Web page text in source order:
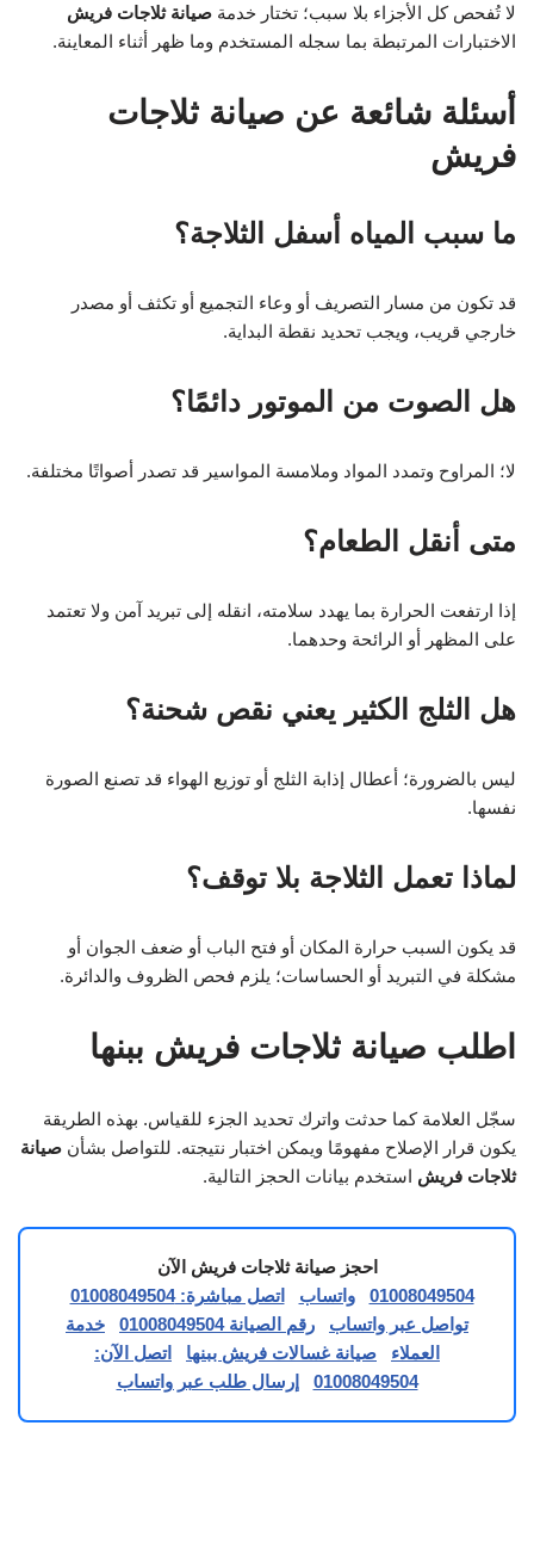
لا تُفحص كل الأجزاء بلا سبب؛ تختار خدمة صيانة ثلاجات فريش
الاختبارات المرتبطة بما سجله المستخدم وما ظهر أثناء المعاينة.
أسئلة شائعة عن صيانة ثلاجات
فريش
ما سبب المياه أسفل الثلاجة؟
قد تكون من مسار التصريف أو وعاء التجميع أو تكثف أو مصدر
خارجي قريب، ويجب تحديد نقطة البداية.
هل الصوت من الموتور دائمًا؟
لا؛ المراوح وتمدد المواد وملامسة المواسير قد تصدر أصواتًا مختلفة.
متى أنقل الطعام؟
إذا ارتفعت الحرارة بما يهدد سلامته، انقله إلى تبريد آمن ولا تعتمد
على المظهر أو الرائحة وحدهما.
هل الثلج الكثير يعني نقص شحنة؟
ليس بالضرورة؛ أعطال إذابة الثلج أو توزيع الهواء قد تصنع الصورة
نفسها.
لماذا تعمل الثلاجة بلا توقف؟
قد يكون السبب حرارة المكان أو فتح الباب أو ضعف الجوان أو
مشكلة في التبريد أو الحساسات؛ يلزم فحص الظروف والدائرة.
اطلب صيانة ثلاجات فريش ببنها
سجّل العلامة كما حدثت واترك تحديد الجزء للقياس. بهذه الطريقة
يكون قرار الإصلاح مفهومًا ويمكن اختبار نتيجته. للتواصل بشأن صيانة
ثلاجات فريش استخدم بيانات الحجز التالية.
احجز صيانة ثلاجات فريش الآن
01008049504
واتساب
اتصل مباشرة: 01008049504
تواصل عبر واتساب
رقم الصيانة 01008049504
خدمة
العملاء
صيانة غسالات فريش ببنها
اتصل الآن:
01008049504
إرسال طلب عبر واتساب